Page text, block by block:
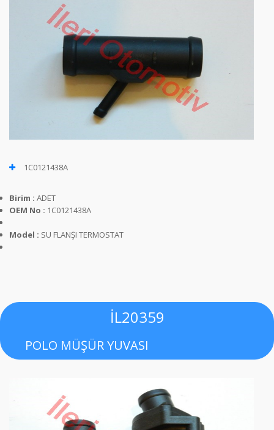
1C0121438A
Birim : ADET
OEM No : 1C0121438A
Model : SU FLANŞI TERMOSTAT
İL20359
POLO MÜŞÜR YUVASI